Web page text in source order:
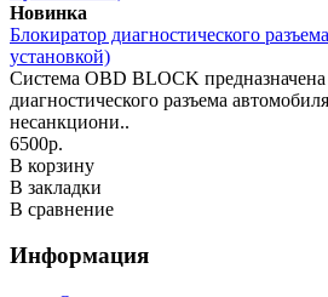
Новинка
Блокиратор диагностического
установкой)
Система OBD BLOCK
диагностического разъема
несанкциони..
6500р.
В корзину
В закладки
В сравнение
Информация